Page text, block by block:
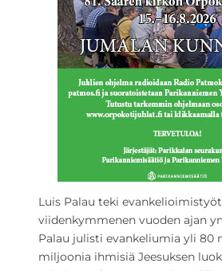
Luis Palau teki
viidenkymmenen vuoden ajan
Palau julisti evankeliumia yli 80
miljoonia ihmisiä Jeesuksen